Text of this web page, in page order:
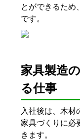
とができるため
です。
家具製造
る仕事
入社後は、木材
家具づくりに必
きます。